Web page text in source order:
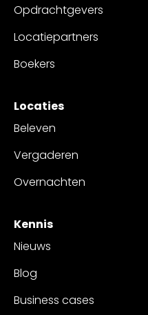
Opdrachtgevers
Locatiepartners
Boekers
Locaties
Beleven
Vergaderen
Overnachten
Kennis
Nieuws
Blog
Business cases